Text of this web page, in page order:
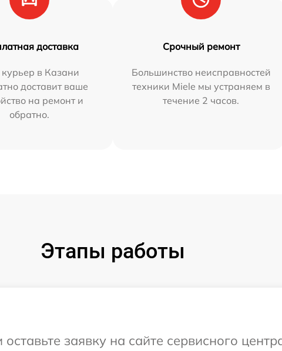
доставка
в Казани
доставит ваше
на ремонт и
обратно.
Срочный ремонт
Большинство неисправностей
техники Miele мы устраняем в
течение 2 часов.
Этапы работы
заявку на сайте сервисного